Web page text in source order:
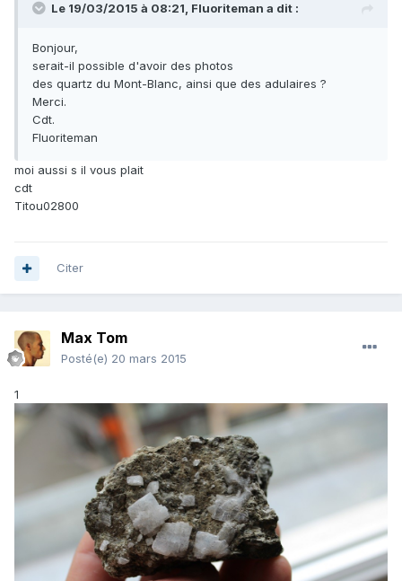
Le 19/03/2015 à 08:21, Fluoriteman a dit :
Bonjour,
serait-il possible d'avoir des photos
des quartz du Mont-Blanc, ainsi que des adulaires ?
Merci.
Cdt.
Fluoriteman
moi aussi s il vous plait
cdt
Titou02800
Citer
Max Tom
Posté(e) 20 mars 2015
1